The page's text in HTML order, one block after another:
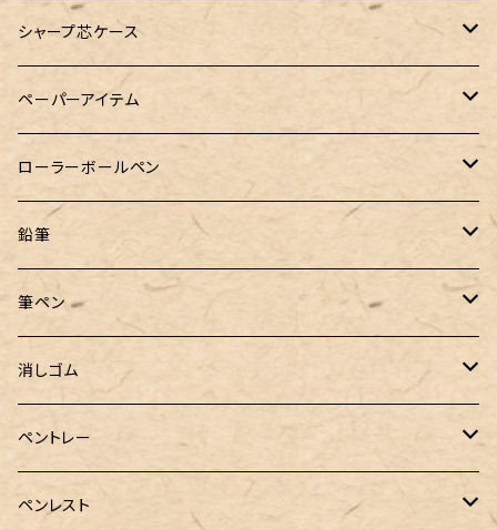
TWSBI（ツイスビー）
Ystudio（ワイスタジオ）
Nahvalur(ナーヴァル)
TaG サブマリン万年筆 限定ペン先ゴールドプレート
CROSS（クロス）
Sheaffer（シェーファー）
MONTEVERDE（モンテベルデ）
MONTBLANC（モンブラン）
HUGO BOSS（ヒューゴボス）
Sheaffer（シェーファー）
マーベラスウッド
トライカラーボールペン
バディ【Mark II(マークツー)】
HUGO BOSS (ヒューゴ ボス)
PARKER(パーカー)
CROSS(クロス)
ANTOU（アントウ）
PenC mini
スタイルフィット ゲルインク
スリップオン
Kaweco（カヴェコ）
Ystudio（ワイスタジオ）
アトリグラス
エルバン
限定インク
コラボレーションインク
バディ【Mark II(マークツー)】
プラチナ
早川式繰出鉛筆
三菱鉛筆
クルトガ ウッド
ぺんてる
ラミー
ラダイト
PILOT（パイロット）
カスタム
RHODIA(ロディア)
KAYOU＋(カーユプラス)
A5サイズ
リフィル・カスタマイズパーツ
コヒノール
シャープ芯ケース
Ystudio（ワイスタジオ）
ラダイト
Steef&Co.（スティーフ）
富士瘤クラフト
ペーパーアイテム
ヌルリフィル
irofulインクカード
神戸派計画
すずめや
ローラーボールペン
FONTE
ローラーボール 6色キャップ付
鉛筆
サンスター文具
筆ペン
Fonte
消しゴム
消しゴムケース
バハギア&クラフト
ツイスト消しゴム
ペントレー
革製ペントレー
ペンレスト